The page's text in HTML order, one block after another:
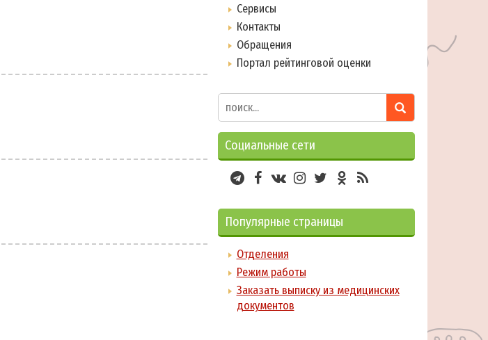
Сервисы
Контакты
Обращения
Портал рейтинговой оценки
Социальные сети
Популярные страницы
Отделения
Режим работы
Заказать выписку из медицинских
документов